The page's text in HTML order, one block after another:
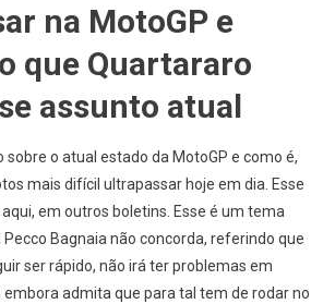
na MotoGP e
que Quartararo
assunto atual
o atual estado da MotoGP e como é,
mais difícil ultrapassar hoje em dia. Esse
em outros boletins. Esse é um tema
Bagnaia não concorda, referindo que
ser rápido, não irá ter problemas em
embora admita que para tal tem de rodar no